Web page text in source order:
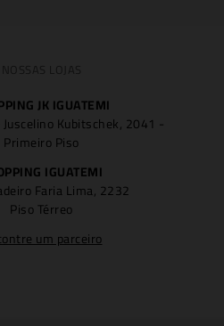
JK IGUATEMI
Kubitschek, 2041 -
Primeiro Piso
IGUATEMI
Faria Lima, 2232
Piso Térreo
um parceiro